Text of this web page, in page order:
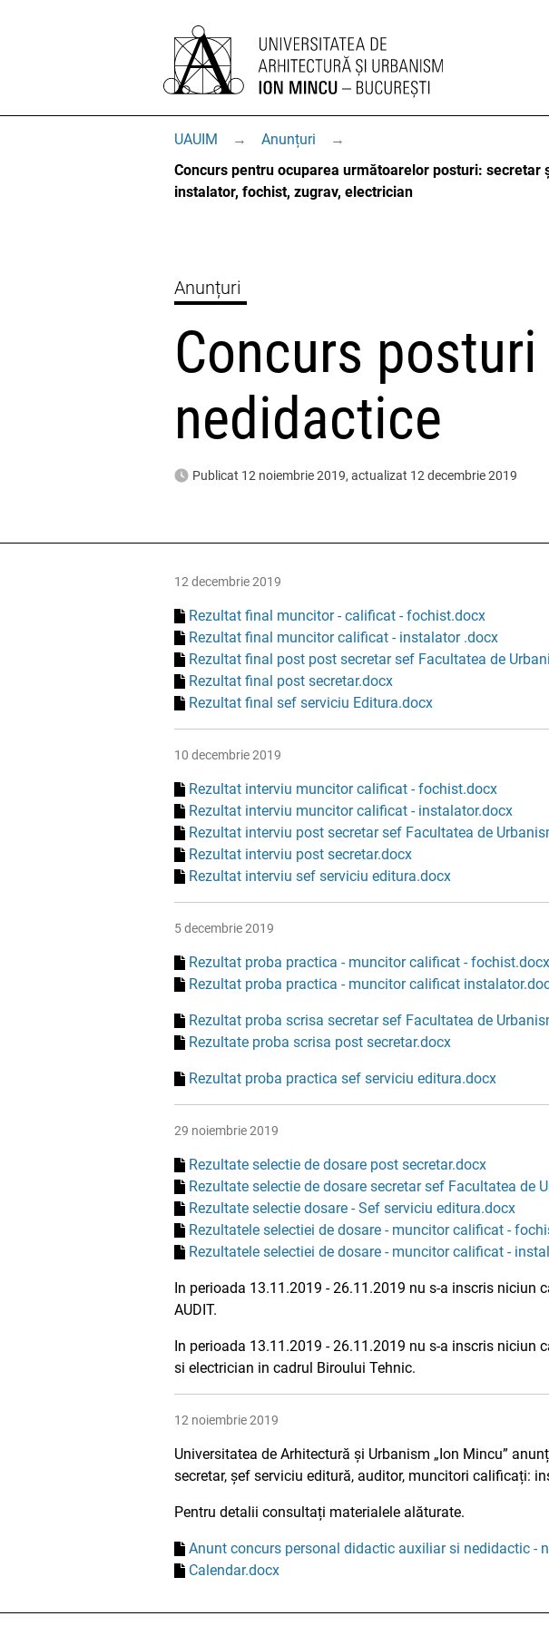
UAUIM → Anunțuri
→
Concurs pentru ocuparea următoarelor posturi:
instalator, fochist, zugrav, electrician
Anunțuri
Concurs
nedidactice
Publicat 12 noiembrie 2019, actualizat 12 decembrie 2019
12 decembrie 2019
Rezultat final muncitor - calificat - fochist.docx
Rezultat final muncitor calificat - instalator .docx
Rezultat final post post secretar sef Facultatea de
Rezultat final post secretar.docx
Rezultat final sef serviciu Editura.docx
10 decembrie 2019
Rezultat interviu muncitor calificat - fochist.docx
Rezultat interviu muncitor calificat - instalator.docx
Rezultat interviu post secretar sef Facultatea de
Rezultat interviu post secretar.docx
Rezultat interviu sef serviciu editura.docx
5 decembrie 2019
Rezultat proba practica - muncitor calificat - fochist.docx
Rezultat proba practica - muncitor calificat
Rezultat proba scrisa secretar sef Facultatea de
Rezultate proba scrisa post secretar.docx
Rezultat proba practica sef serviciu editura.docx
29 noiembrie 2019
Rezultate selectie de dosare post secretar.docx
Rezultate selectie de dosare secretar sef Facultatea de
Rezultate selectie dosare - Sef serviciu editura.docx
Rezultatele selectiei de dosare - muncitor calificat -
Rezultatele selectiei de dosare - muncitor calificat -
In perioada 13.11.2019 - 26.11.2019 nu s-a inscris niciun
AUDIT.
In perioada 13.11.2019 - 26.11.2019 nu s-a inscris
si electrician in cadrul Biroului Tehnic.
12 noiembrie 2019
Universitatea de Arhitectură și Urbanism „Ion Mincu”
secretar, șef serviciu editură, auditor, muncitori calificați:
Pentru detalii consultați materialele alăturate.
Anunt concurs personal didactic auxiliar si nedidactic -
Calendar.docx